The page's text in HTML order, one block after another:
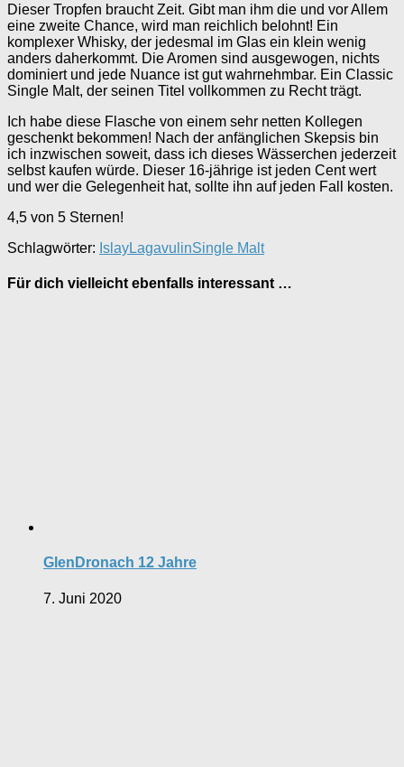
Dieser Tropfen braucht Zeit. Gibt man ihm die und vor Allem
eine zweite Chance, wird man reichlich belohnt! Ein
komplexer Whisky, der jedesmal im Glas ein klein wenig
anders daherkommt. Die Aromen sind ausgewogen, nichts
dominiert und jede Nuance ist gut wahrnehmbar. Ein Classic
Single Malt, der seinen Titel vollkommen zu Recht trägt.
Ich habe diese Flasche von einem sehr netten Kollegen
geschenkt bekommen! Nach der anfänglichen Skepsis bin
ich inzwischen soweit, dass ich dieses Wässerchen jederzeit
selbst kaufen würde. Dieser 16-jährige ist jeden Cent wert
und wer die Gelegenheit hat, sollte ihn auf jeden Fall kosten.
4,5 von 5 Sternen!
Schlagwörter: IslayLagavulinSingle Malt
Für dich vielleicht ebenfalls interessant …
GlenDronach 12 Jahre
7. Juni 2020